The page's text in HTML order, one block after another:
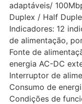
adaptáveis/
Duplex / Half
Indicadores: 12
de alimentação,
Fonte de
energia AC-DC
Interruptor de
Consumo de
Condições de